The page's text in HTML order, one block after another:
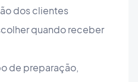
dos clientes
quando receber
de preparação,